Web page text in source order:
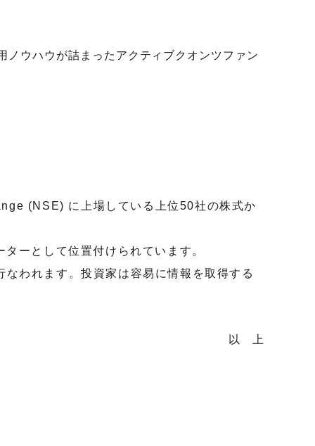
ウハウが詰まったアクティブクオンツファン
(NSE) に上場している上位50社の株式か
ーとして位置付けられています。
われます。投資家は容易に情報を取得する
以 上